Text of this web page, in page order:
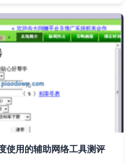
使用的辅助网络工具测评